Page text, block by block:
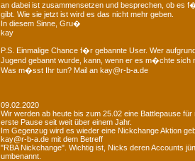
an dabei ist zusammensetzen und besprechen, ob es
gibt. Wie sie jetzt ist wird es das nicht mehr geben.
In diesem Sinne, Gru�
kay
P.S. Einmalige Chance f�r gebannte User. Wer
Jugend gebannt wurde, kann, wenn er es m�chte sich
Was m�sst Ihr tun? Mail an kay@r-b-a.de
09.02.2020
Wir werden ab heute bis zum 25.02 eine Battlepause
erste Pause seit weit über einem Jahr.
Im Gegenzug wird es wieder eine Nickchange Aktion
kay@r-b-a.de mit dem Betreff
"RBA Nickchange". Wichtig ist, Nicks deren Accounts
umbenannt.